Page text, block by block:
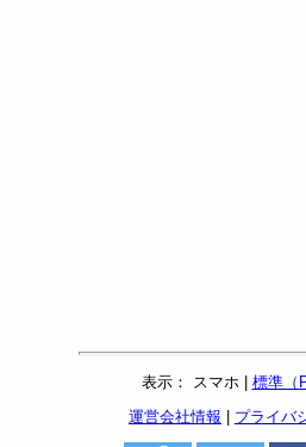
表示： スマホ | 標準（
運営会社情報
プライバ